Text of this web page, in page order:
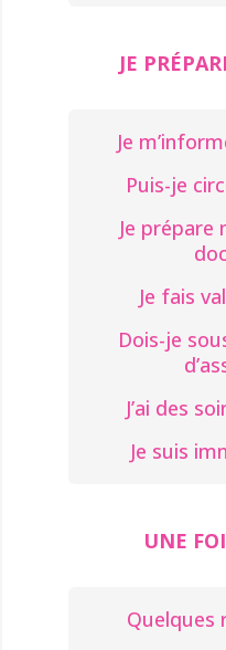
JE
Je
Puis-je
Je prépare
Je fais
Dois-je
J’ai des
Je suis
UNE
Quelques